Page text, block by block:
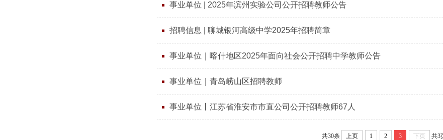
事业单位 | 2025年滨州实验公司公开招聘教师公告
招聘信息 | 聊城银河高级中学2025年招聘简章
事业单位｜喀什地区2025年面向社会公开招聘中学教师公告
事业单位｜青岛崂山区招聘教师
事业单位丨江苏省淮安市市直公司公开招聘教师67人
共30条 上页 1 2 3 下页 共3